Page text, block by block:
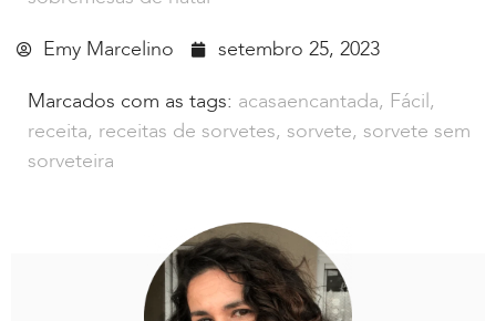
Emy Marcelino
setembro 25, 2023
Marcados com as tags: acasaencantada, Fácil,
receita, receitas de sorvetes, sorvete, sorvete sem
sorveteira